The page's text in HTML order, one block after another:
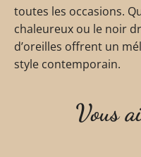
toutes les occasions.
chaleureux ou le noir
d’oreilles offrent un
style contemporain.
Vous